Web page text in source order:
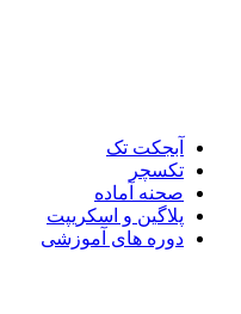
آبجکت تک
تکسچر
صحنه آماده
پلاگین و اسکریپت
دوره های آموزشی